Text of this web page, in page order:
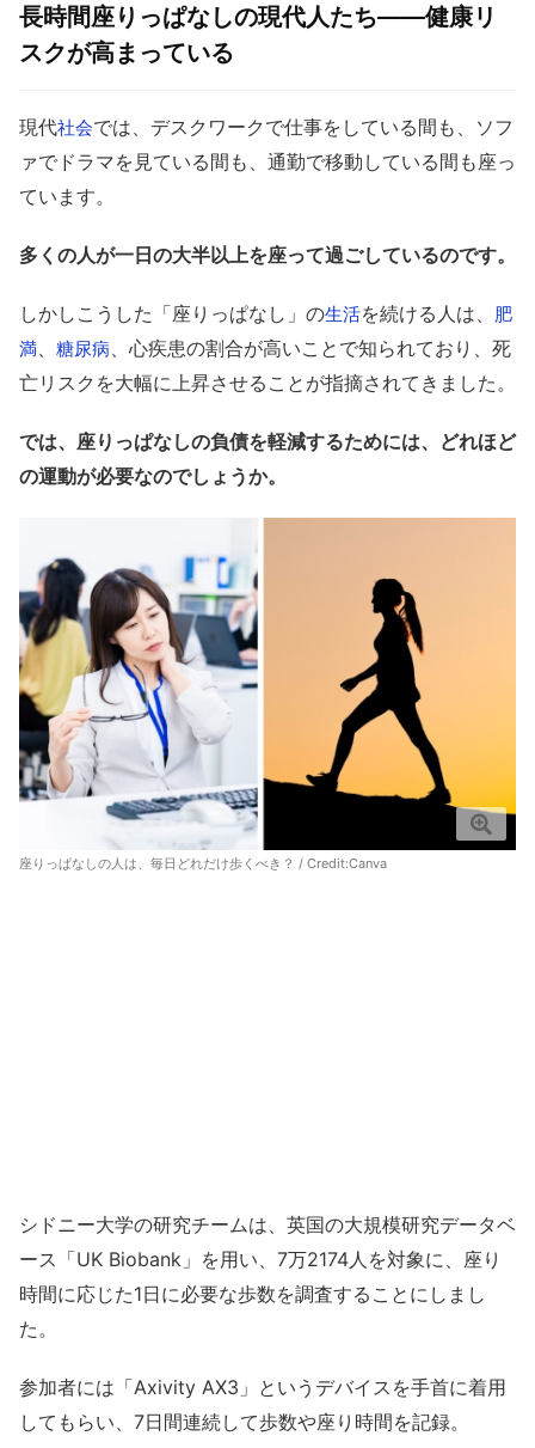
長時間座りっぱなしの現代人たち――健康リ
スクが高まっている
現代社会では、デスクワークで仕事をしている間も、ソフ
ァでドラマを見ている間も、通勤で移動している間も座っ
ています。
多くの人が一日の大半以上を座って過ごしているのです。
しかしこうした「座りっぱなし」の生活を続ける人は、 肥
満、 糖尿病、心疾患の割合が高いことで知られており、死
亡リスクを大幅に上昇させることが指摘されてきました。
では、座りっぱなしの負債を軽減するためには、どれほど
の運動が必要なのでしょうか。
座りっぱなしの人は、毎日どれだけ歩くべき？ / Credit:Canva
シドニー大学の研究チームは、英国の大規模研究データベ
ース「UK Biobank」を用い、7万2174人を対象に、座り
時間に応じた1日に必要な歩数を調査することにしまし
た。
参加者には「Axivity AX3」というデバイスを手首に着用
してもらい、7日間連続して歩数や座り時間を記録。